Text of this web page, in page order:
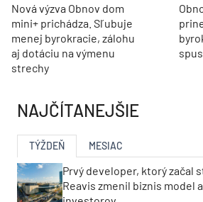
Nová výzva Obnov dom
mini+ prichádza. Sľubuje
menej byrokracie, zálohu
aj dotáciu na výmenu
strechy
NAJČÍTANEJŠIE
TÝŽDEŇ MESIAC
Prvý developer, ktorý začal
Reavis zmenil biznis model